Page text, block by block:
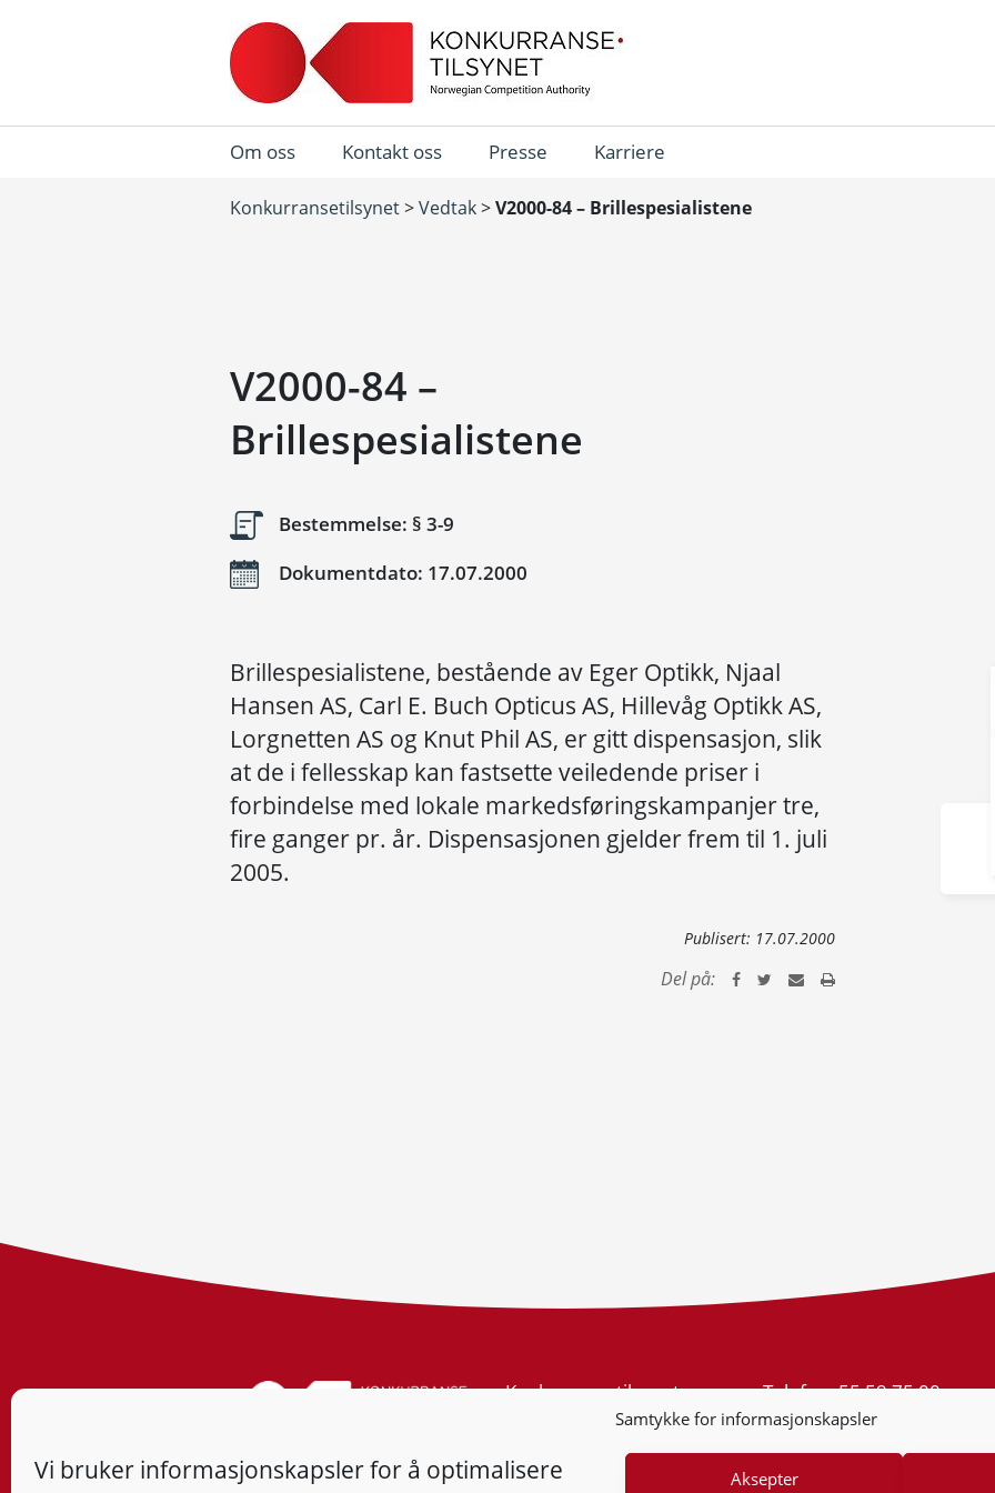
Samtykke for informasjonskapsler
Vi bruker informasjonskapsler for å optimalisere
Aksepter
Om oss Kontakt oss Presse Karriere
Konkurransetilsynet>Vedtak>V2000-84 – Brillespesialistene
V2000-84 –
Brillespesialistene
Bestemmelse: § 3-9
Dokumentdato: 17.07.2000
Brillespesialistene, bestående av Eger Optikk, Njaal
Hansen AS, Carl E. Buch Opticus AS, Hillevåg Optikk AS,
Lorgnetten AS og Knut Phil AS, er gitt dispensasjon, slik
at de i fellesskap kan fastsette veiledende priser i
forbindelse med lokale markedsføringskampanjer tre,
fire ganger pr. år. Dispensasjonen gjelder frem til 1. juli
2005.
Publisert: 17.07.2000
Del på:
Konkurransetilsynet
Postboks 439 Sentrum
Org.nr: 974 761 246
Telefon:55 59 75 00
E-post:post@kt.no
Nyhetsvarsel >>